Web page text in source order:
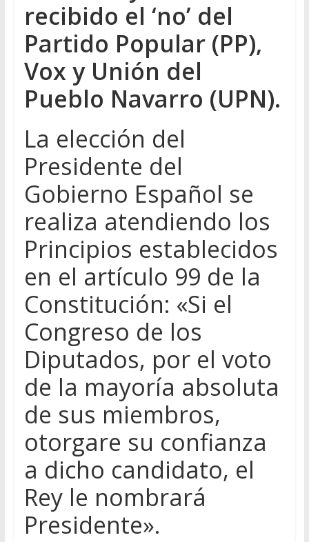
recibido el ‘no’ del
Partido Popular (PP),
Vox y Unión del
Pueblo Navarro (UPN).
La elección del
Presidente del
Gobierno Español se
realiza atendiendo los
Principios establecidos
en el artículo 99 de la
Constitución: «Si el
Congreso de los
Diputados, por el voto
de la mayoría absoluta
de sus miembros,
otorgare su confianza
a dicho candidato, el
Rey le nombrará
Presidente».